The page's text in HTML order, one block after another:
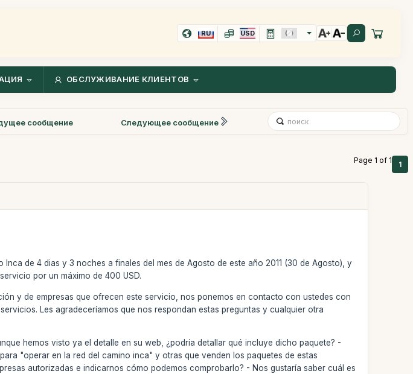
RU USD
ОБСЛУЖИВАНИЕ КЛИЕНТОВ
сообщение Следующее сообщение
Page 1 of 1 1
de 4 dias y 3 noches a finales del mes de Agosto de este año 2011 (30 de Agosto), y
por un máximo de 400 USD.
y de empresas que ofrecen este servicio, nos ponemos en contacto con ustedes con
Les agradeceríamos que nos respondan estas preguntas y cualquier otra
hemos visto ya el detalle en su web, ¿podría detallar qué incluye dicho paquete? -
"operar en la red del camino inca" y otras que venden los paquetes de estas
autorizadas e indicarnos cómo podemos comprobarlo? - Nos gustaría saber cuál es